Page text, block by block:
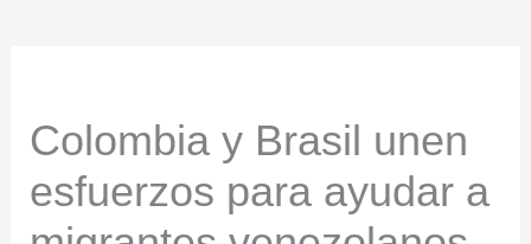
Colombia y Brasil unen
esfuerzos para ayudar a